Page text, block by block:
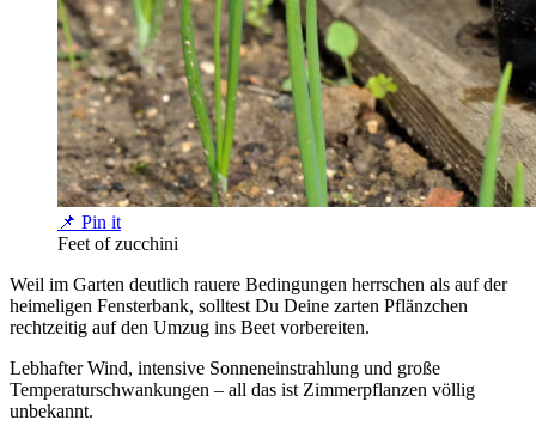
📌 Pin it
Feet of zucchini
Weil im Garten deutlich rauere Bedingungen herrschen als auf der
heimeligen Fensterbank, solltest Du Deine zarten Pflänzchen
rechtzeitig auf den Umzug ins Beet vorbereiten.
Lebhafter Wind, intensive Sonneneinstrahlung und große
Temperaturschwankungen – all das ist Zimmerpflanzen völlig
unbekannt.